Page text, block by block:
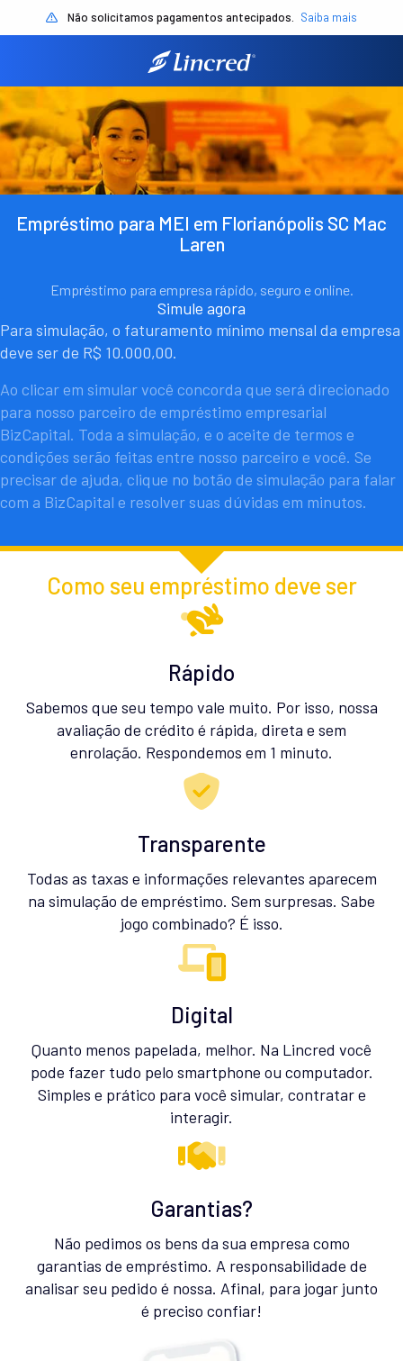
Não solicitamos pagamentos antecipados. Saiba mais
Empréstimo para MEI em Florianópolis SC Mac
Laren
Empréstimo para empresa rápido, seguro e online.
Simule agora
Para simulação, o faturamento mínimo mensal da empresa
deve ser de R$ 10.000,00.
Ao clicar em simular você concorda que será direcionado
para nosso parceiro de empréstimo empresarial
BizCapital. Toda a simulação, e o aceite de termos e
condições serão feitas entre nosso parceiro e você. Se
precisar de ajuda, clique no botão de simulação para falar
com a BizCapital e resolver suas dúvidas em minutos.
Como seu empréstimo deve ser
Rápido
Sabemos que seu tempo vale muito. Por isso, nossa
avaliação de crédito é rápida, direta e sem
enrolação. Respondemos em 1 minuto.
Transparente
Todas as taxas e informações relevantes aparecem
na simulação de empréstimo. Sem surpresas. Sabe
jogo combinado? É isso.
Digital
Quanto menos papelada, melhor. Na Lincred você
pode fazer tudo pelo smartphone ou computador.
Simples e prático para você simular, contratar e
interagir.
Garantias?
Não pedimos os bens da sua empresa como
garantias de empréstimo. A responsabilidade de
analisar seu pedido é nossa. Afinal, para jogar junto
é preciso confiar!